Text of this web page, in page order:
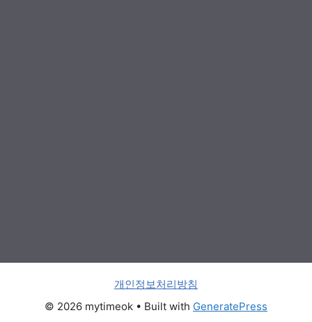
개인정보처리방침
© 2026 mytimeok • Built with GeneratePress